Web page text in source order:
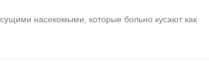
насекомыми, которые больно кусают как